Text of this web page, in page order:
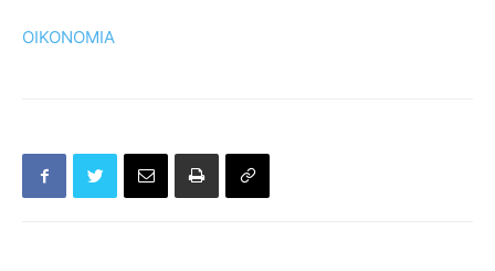
ΟΙΚΟΝΟΜΙΑ